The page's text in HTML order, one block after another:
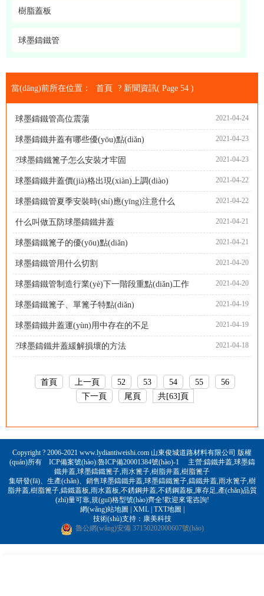
樹脂蓋板
球墨鑄鐵管
當(dāng)前所在位置： 首頁 ? 新聞資訊( Page 54 )
球墨鑄鐵管高位震蕩 2021-04-24
球墨鑄鐵井蓋有哪些優(yōu)點(diǎn) 2021-04-23
?球墨鑄鐵篦子怎么安裝才牢固 2021-04-23
球墨鑄鐵井蓋價(jià)格出現(xiàn)上調(diào) 2021-04-22
球墨鑄鐵管夏季安裝時(shí)應(yīng)注意什么 2021-04-22
什么叫做五防球墨鑄鐵井蓋 2021-04-21
球墨鑄鐵篦子的優(yōu)點(diǎn) 2021-04-21
球墨鑄鐵管用什么切割 2021-04-20
球墨鑄鐵管制造行業(yè)下一階段重點(diǎn)工作 2021-04-20
球墨鑄鐵篦子、單篦子特點(diǎn) 2021-04-19
球墨鑄鐵井蓋運(yùn)用中存在的不足 2021-04-19
?球墨鑄鐵井蓋緩解損壞的方法 2021-04-18
首頁 上一頁 52 53 54 55
56
下一頁
尾頁 共[63]頁
Copyright ? 2006-2021 www.lydiantiweishi.com 山東俊城道路材料有限公司 版權
(quán)所有 ICP備案號(hào):魯ICP備20001384號(hào)-1主營:鑄鐵井蓋,球墨鑄
鐵井蓋,球墨鑄鐵篦子,雨水篦子,樹脂井蓋,樹脂篦子
集研發(fā)、生產(chǎn)、銷售球墨鑄鐵井蓋,球墨鑄鐵篦子,鑄鐵井蓋,雨水篦子,樹
脂井蓋,樹脂篦子,鑄鐵蓋板,雨水蓋板,不銹鋼井蓋,不銹鋼蓋板,庫存足,產(chǎn)品質
(zhì)量可靠,規(guī)格型號(hào)齊全!歡迎來電咨詢!
網(wǎng)站地圖
XML| TXT地圖
技術(shù)支持： 康美科技
魯公網(wǎng)安備 37150202000607號(hào)